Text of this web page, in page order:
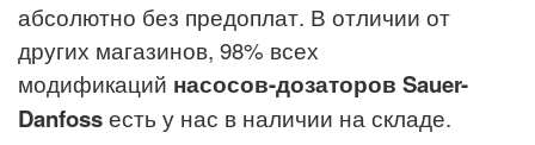
абсолютно без предоплат. В отличии от
других магазинов, 98% всех
модификаций насосов-дозаторов Sauer-
Danfossесть у нас в наличии на складе.